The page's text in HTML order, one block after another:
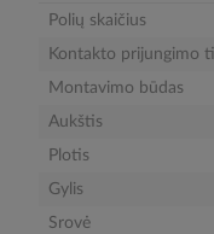
gallery
Polių skaičius
Kontakto prijungimo
Montavimo būdas
Aukštis
Plotis
Gylis
Srovė